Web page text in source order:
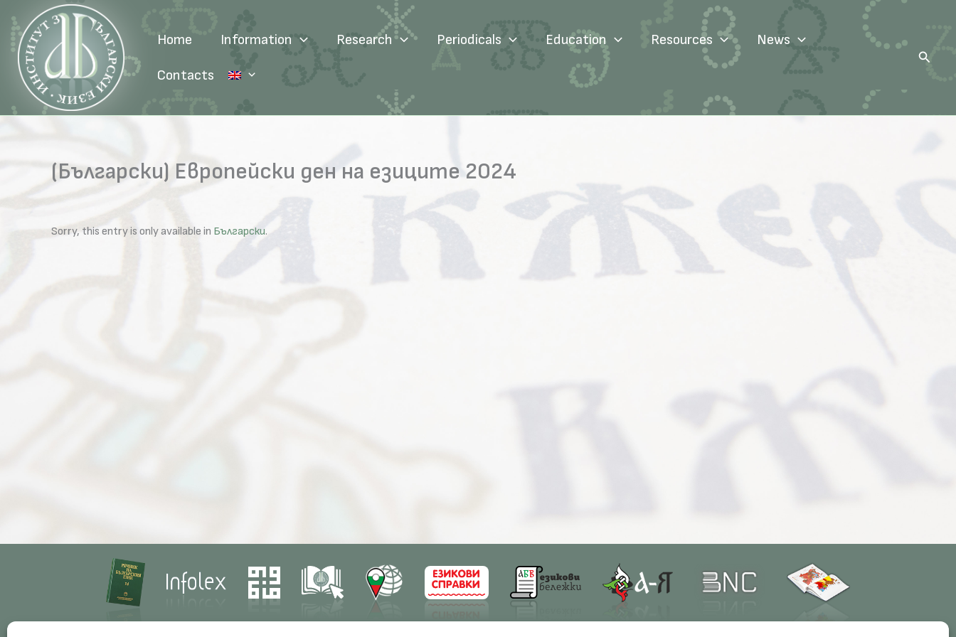
content
Home Information Research Periodicals Education Resources News
Contacts
Search
(Български) Европейски ден на езиците 2024
Sorry, this entry is only available in Български.